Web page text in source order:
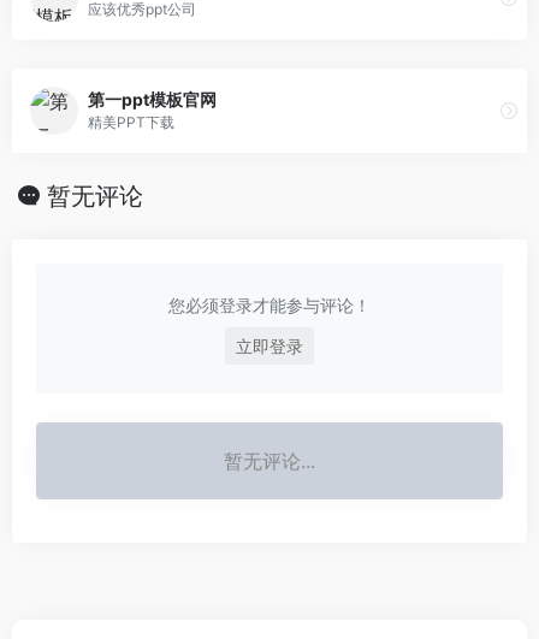
应该优秀ppt公司
第一ppt模板官网
精美PPT下载
暂无评论
您必须登录才能参与评论！
立即登录
暂无评论...